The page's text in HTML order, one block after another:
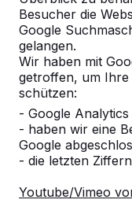
Besucher die
Google
gelangen.
Wir haben mit
getroffen, um
schützen:
- Google
- haben wir eine
Google
- die letzten
Youtube/Vimeo
Produkt
Alles anzeigen
Kategorie
Alles anzeigen
Ort oder